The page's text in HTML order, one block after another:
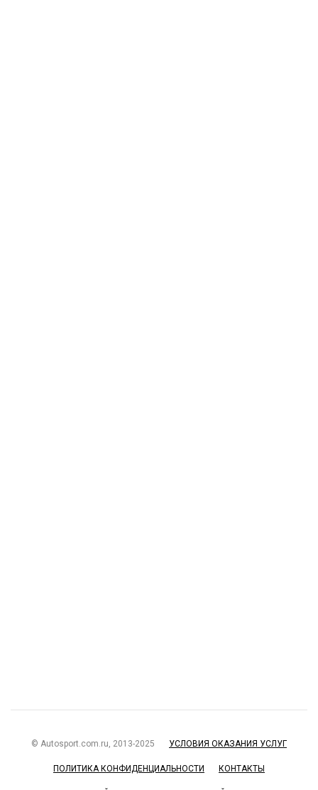
© Autosport.com.ru, 2013-2025 УСЛОВИЯ ОКАЗАНИЯ УСЛУГ
ПОЛИТИКА КОНФИДЕНЦИАЛЬНОСТИ КОНТАКТЫ